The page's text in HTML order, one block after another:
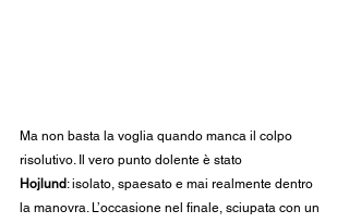
Ma non basta la voglia quando manca il colpo
risolutivo. Il vero punto dolente è stato
Hojlund : isolato, spaesato e mai realmente dentro
la manovra. L’occasione nel finale, sciupata con un